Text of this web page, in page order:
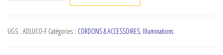
UGS : ADLUCO-F Catégories : CORDONS & ACCESSOIRES, Illuminations